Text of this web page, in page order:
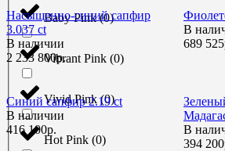
Baby Pink(0)
Vibrant Pink (0)
Vivid Pink(0)
Hot Pink (0)
Насыщенно-синий сапфир
3.037 ct
В наличии
2 233 800р.
В
689
Синий сапфир 2.19 ct
В наличии
416 100р.
В
394